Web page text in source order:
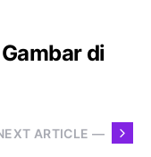
di
ARTICLE —